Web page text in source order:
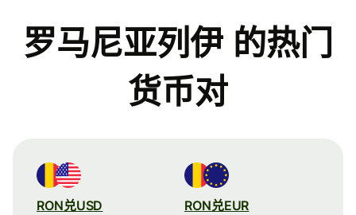
罗马尼亚列伊 的热门
货币对
RON兑USD RON兑EUR